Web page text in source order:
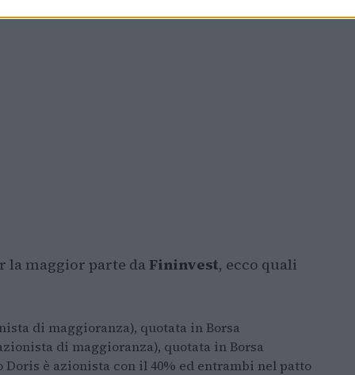
maggior parte daFininvest, ecco quali
di maggioranza), quotata in Borsa
di maggioranza), quotata in Borsa
Doris è azionista con il 40% ed entrambi nel patto